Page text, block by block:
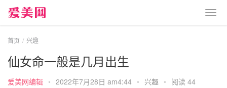
首页 兴趣
仙女命一般是几月出生
爱美网编辑 • 2022年7月28日 am4:44 • 兴趣 • 阅读 44